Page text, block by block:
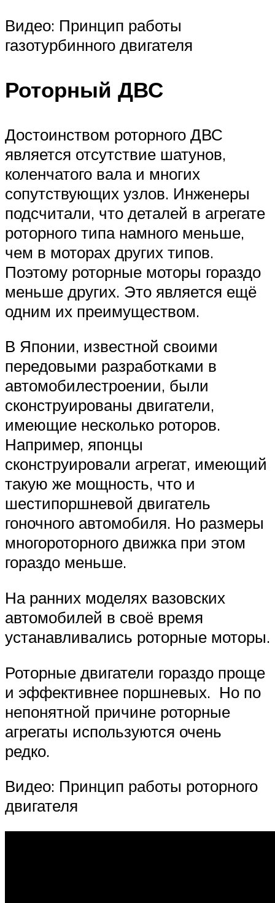
Видео: Принцип работы
газотурбинного двигателя
Роторный ДВС
Достоинством роторного ДВС
является отсутствие шатунов,
коленчатого вала и многих
сопутствующих узлов. Инженеры
подсчитали, что деталей в агрегате
роторного типа намного меньше,
чем в моторах других типов.
Поэтому роторные моторы гораздо
меньше других. Это является ещё
одним их преимуществом.
В Японии, известной своими
передовыми разработками в
автомобилестроении, были
сконструированы двигатели,
имеющие несколько роторов.
Например, японцы
сконструировали агрегат, имеющий
такую же мощность, что и
шестипоршневой двигатель
гоночного автомобиля. Но размеры
многороторного движка при этом
гораздо меньше.
На ранних моделях вазовских
автомобилей в своё время
устанавливались роторные моторы.
Роторные двигатели гораздо проще
и эффективнее поршневых. Но по
непонятной причине роторные
агрегаты используются очень
редко.
Видео: Принцип работы роторного
двигателя